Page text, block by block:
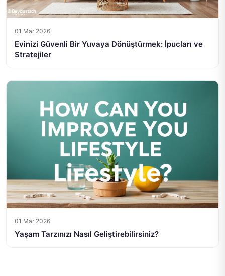
01 Mar 2026
Evinizi Güvenli Bir Yuvaya Dönüştürmek: İpucları ve
Stratejiler
01 Mar 2026
Yaşam Tarzınızı Nasıl Geliştirebilirsiniz?